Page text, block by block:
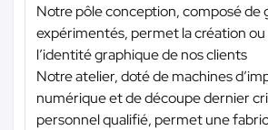
Notre pôle conception, composé de
expérimentés, permet la création ou
l’identité graphique de nos clients
Notre atelier, doté de machines
numérique et de découpe dernier
personnel qualifié, permet une